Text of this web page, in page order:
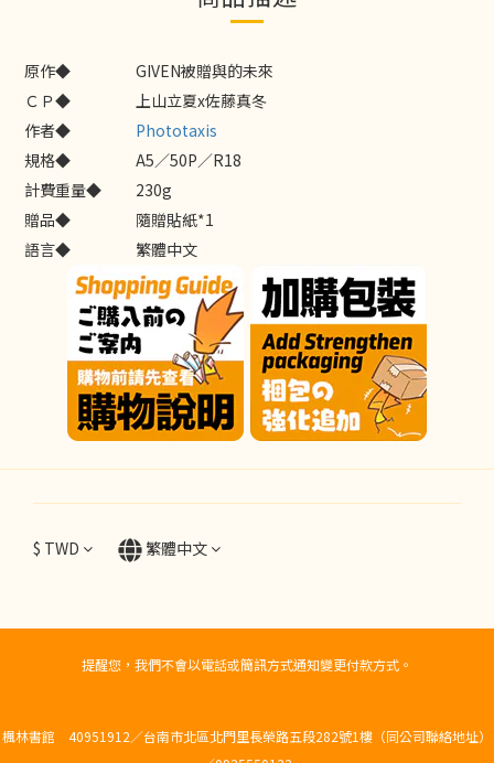
原作◆
GIVEN被贈與的未來
ＣＰ◆
上山立夏x佐藤真冬
作者◆
Phototaxis
規格◆
A5／50P／R18
計費重量◆
230g
贈品◆
隨贈貼紙*1
語言◆
繁體中文
$ TWD 繁體中文
提醒您，我們不會以電話或簡訊方式通知變更付款方式。
楓林書館 40951912／台南市北區北門里長榮路五段282號1樓（同公司聯絡地址）